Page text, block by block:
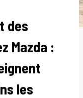
des
Mazda :
les